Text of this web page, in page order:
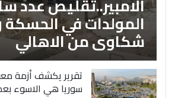
المولدات في
شكاوى من الاهالي
تقرير يكشف أزمة
سوريا هي الاسوء